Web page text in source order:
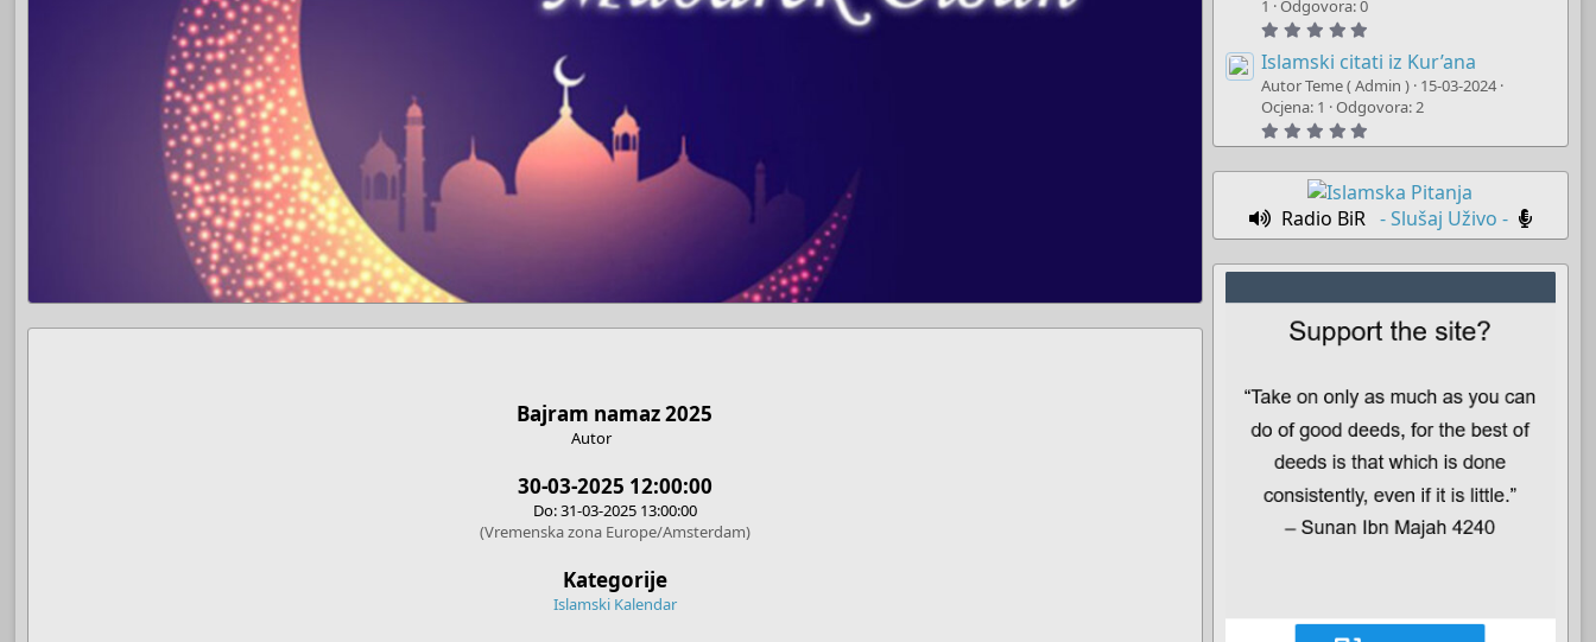
Bajram namaz 2025
Autor
30-03-2025 12:00:00
Do: 31-03-2025 13:00:00
(Vremenska zona Europe/Amsterdam)
Kategorije
Islamski Kalendar
s
)
1
Odgovora: 0
0
0
s
t
(
s
Islamski citati iz Kur’ana
Autor Teme ( Admin ) 15-03-2024
Ocjena: 1
Odgovora: 2
.
0
s
t
r
s
Radio BiR - Slušaj Uživo -